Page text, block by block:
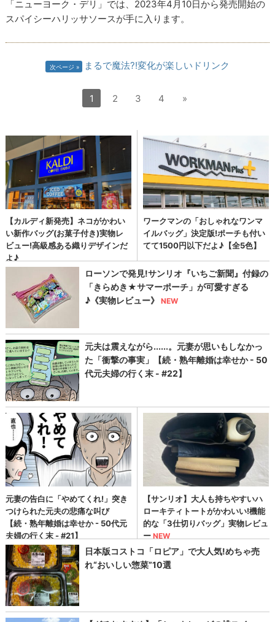
「ニューヨーク・デリ」では、2023年4月10日から発売開始の
スパイシーハリッサソースが手に入ります。
次ページ まるで魔法?!変化が楽しいドリンク
1 2 3 4 »